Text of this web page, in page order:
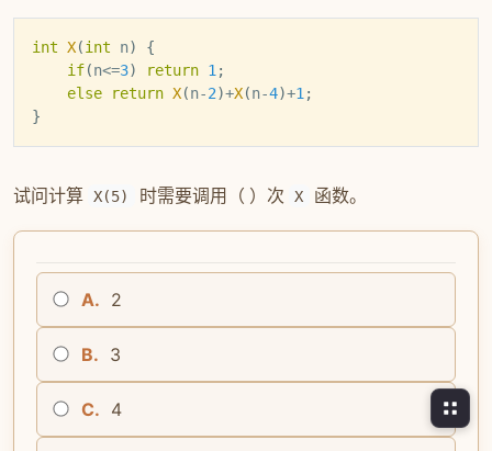
int X(int n)
{
if(n<=3) return 1 ;
else
return X(n-2)+X(n-4)+1 ;
}
试问计算 X(5) 时需要调用（ ）次 X 函数。
A. 2
B. 3
C. 4